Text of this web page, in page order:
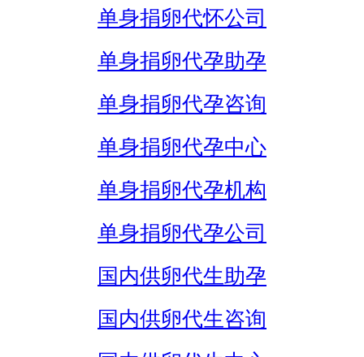
单身捐卵代怀公司
单身捐卵代孕助孕
单身捐卵代孕咨询
单身捐卵代孕中心
单身捐卵代孕机构
单身捐卵代孕公司
国内供卵代生助孕
国内供卵代生咨询